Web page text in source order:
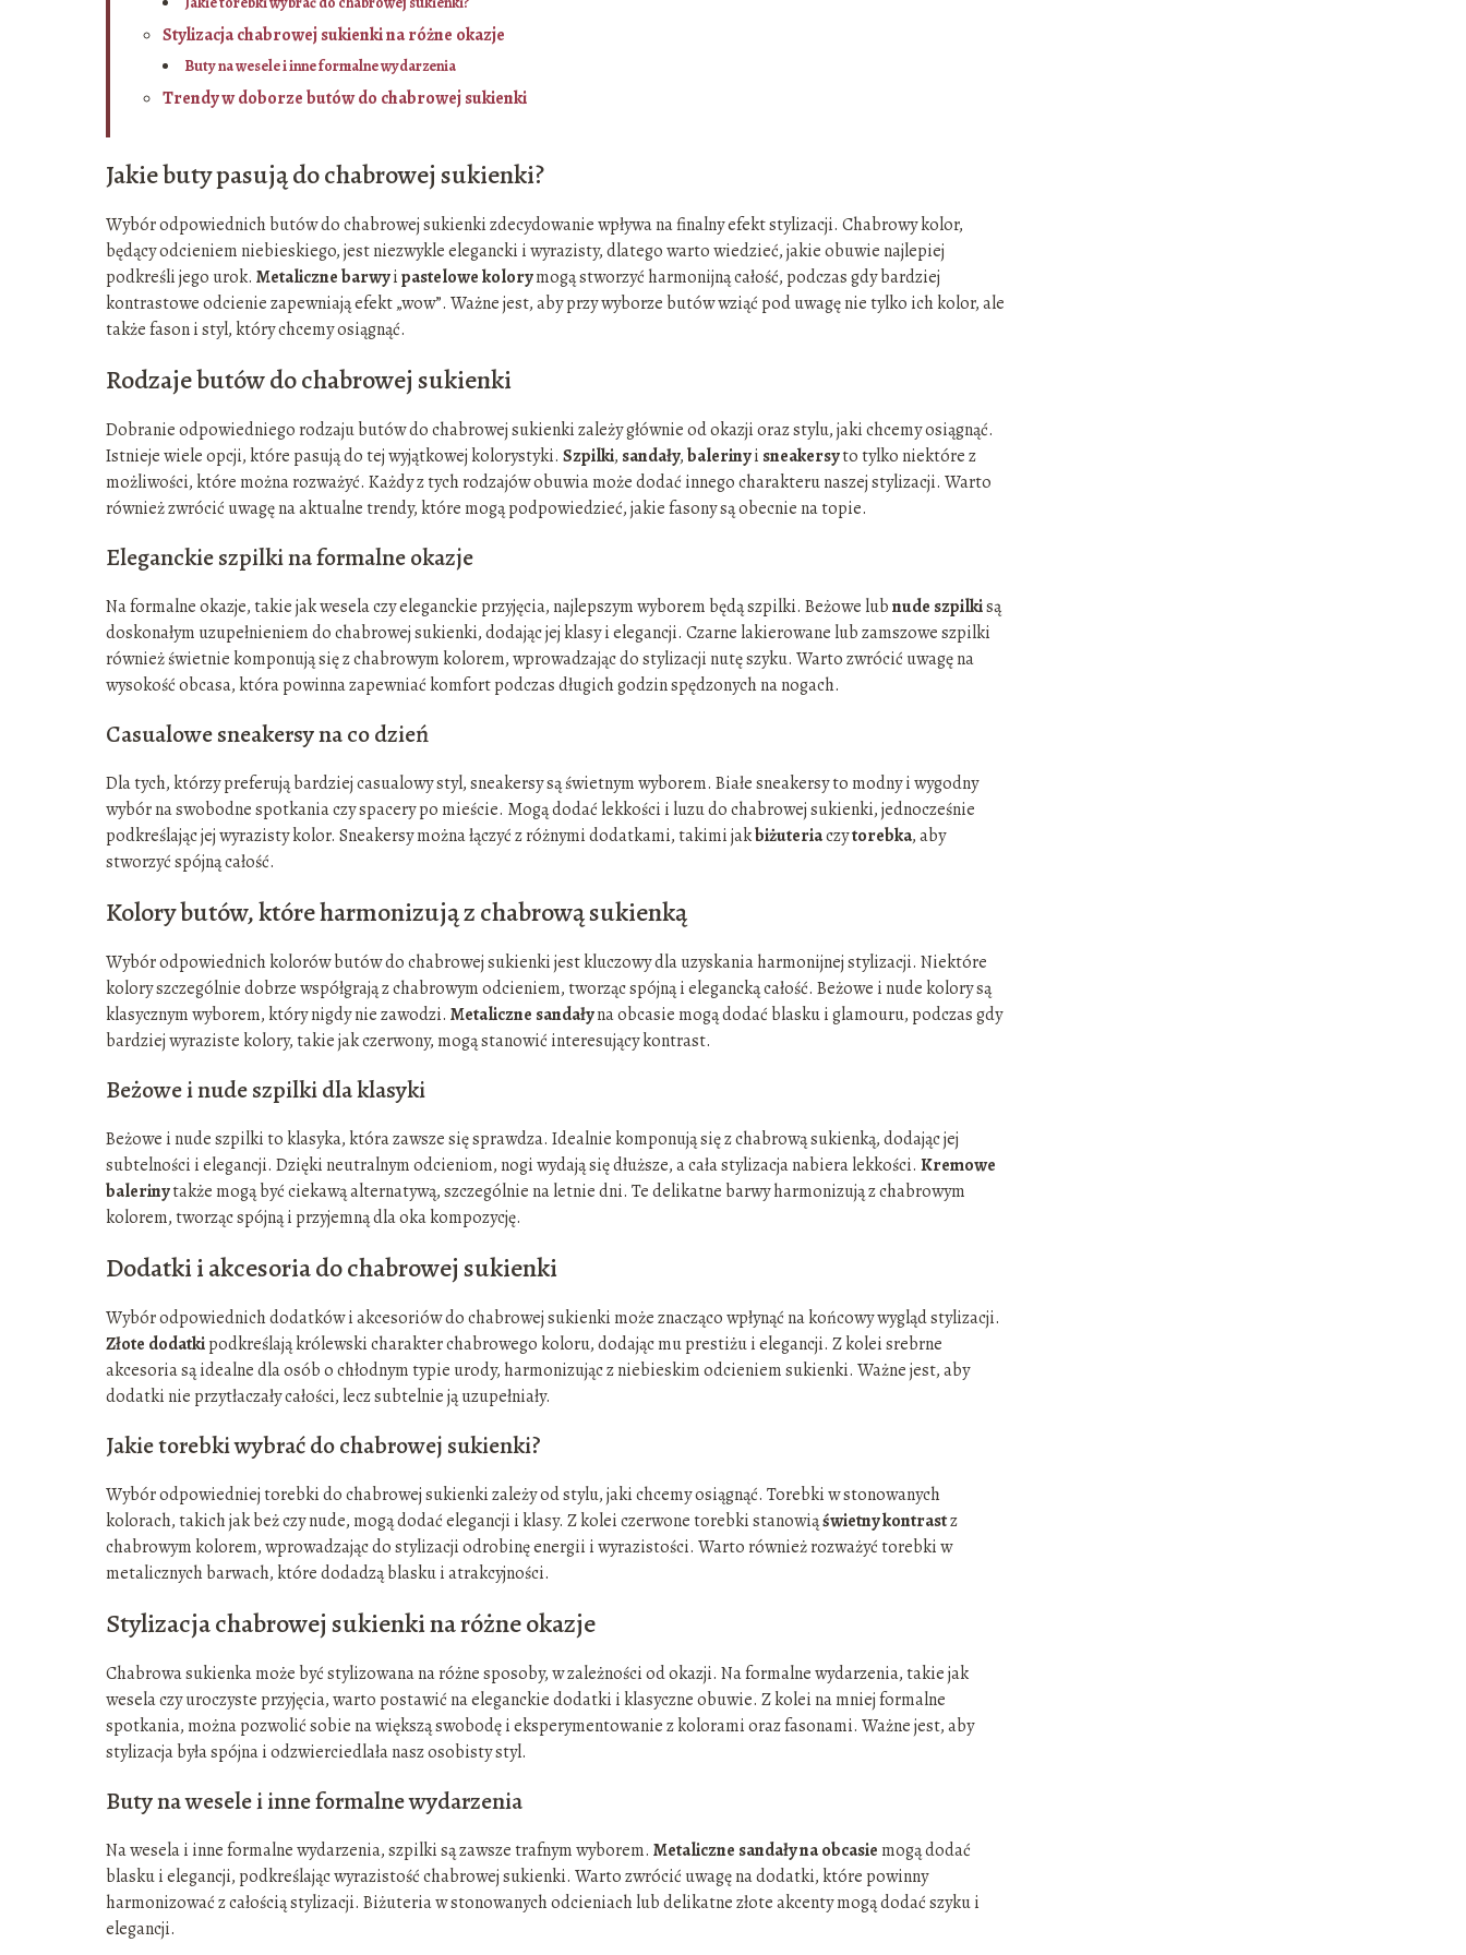
Stylizacja chabrowej sukienki na różne okazje
Buty na wesele i inne formalne wydarzenia
Trendy w doborze butów do chabrowej sukienki
Jakie buty pasują do chabrowej sukienki?
Wybór odpowiednich butów do chabrowej sukienki zdecydowanie wpływa na finalny efekt stylizacji. Chabrowy kolor,
będący odcieniem niebieskiego, jest niezwykle elegancki i wyrazisty, dlatego warto wiedzieć, jakie obuwie najlepiej
podkreśli jego urok. Metaliczne barwyipastelowe kolorymogą stworzyć harmonijną całość, podczas gdy bardziej
kontrastowe odcienie zapewniają efekt „wow”. Ważne jest, aby przy wyborze butów wziąć pod uwagę nie tylko ich kolor, ale
także fason i styl, który chcemy osiągnąć.
Rodzaje butów do chabrowej sukienki
Dobranie odpowiedniego rodzaju butów do chabrowej sukienki zależy głównie od okazji oraz stylu, jaki chcemy osiągnąć.
Istnieje wiele opcji, które pasują do tej wyjątkowej kolorystyki. Szpilki, sandały,balerinyi sneakersyto tylko niektóre z
możliwości, które można rozważyć. Każdy z tych rodzajów obuwia może dodać innego charakteru naszej stylizacji. Warto
również zwrócić uwagę na aktualne trendy, które mogą podpowiedzieć, jakie fasony są obecnie na topie.
Eleganckie szpilki na formalne okazje
Na formalne okazje, takie jak wesela czy eleganckie przyjęcia, najlepszym wyborem będą szpilki. Beżowe lubnude szpilkisą
doskonałym uzupełnieniem do chabrowej sukienki, dodając jej klasy i elegancji. Czarne lakierowane lub zamszowe szpilki
również świetnie komponują się z chabrowym kolorem, wprowadzając do stylizacji nutę szyku. Warto zwrócić uwagę na
wysokość obcasa, która powinna zapewniać komfort podczas długich godzin spędzonych na nogach.
Casualowe sneakersy na co dzień
Dla tych, którzy preferują bardziej casualowy styl, sneakersy są świetnym wyborem. Białe sneakersy to modny i wygodny
wybór na swobodne spotkania czy spacery po mieście. Mogą dodać lekkości i luzu do chabrowej sukienki, jednocześnie
podkreślając jej wyrazisty kolor. Sneakersy można łączyć z różnymi dodatkami, takimi jakbiżuteriaczytorebka, aby
stworzyć spójną całość.
Kolory butów, które harmonizują z chabrową sukienką
Wybór odpowiednich kolorów butów do chabrowej sukienki jest kluczowy dla uzyskania harmonijnej stylizacji. Niektóre
kolory szczególnie dobrze współgrają z chabrowym odcieniem, tworząc spójną i elegancką całość. Beżowe i nude kolory są
klasycznym wyborem, który nigdy nie zawodzi. Metaliczne sandałyna obcasie mogą dodać blasku i glamouru, podczas gdy
bardziej wyraziste kolory, takie jak czerwony, mogą stanowić interesujący kontrast.
Beżowe i nude szpilki dla klasyki
Beżowe i nude szpilki to klasyka, która zawsze się sprawdza. Idealnie komponują się z chabrową sukienką, dodając jej
subtelności i elegancji. Dzięki neutralnym odcieniom, nogi wydają się dłuższe, a cała stylizacja nabiera lekkości. Kremowe
balerinytakże mogą być ciekawą alternatywą, szczególnie na letnie dni. Te delikatne barwy harmonizują z chabrowym
kolorem, tworząc spójną i przyjemną dla oka kompozycję.
Dodatki i akcesoria do chabrowej sukienki
Wybór odpowiednich dodatków i akcesoriów do chabrowej sukienki może znacząco wpłynąć na końcowy wygląd stylizacji.
Złote dodatkipodkreślają królewski charakter chabrowego koloru, dodając mu prestiżu i elegancji. Z kolei srebrne
akcesoria są idealne dla osób o chłodnym typie urody, harmonizując z niebieskim odcieniem sukienki. Ważne jest, aby
dodatki nie przytłaczały całości, lecz subtelnie ją uzupełniały.
Jakie torebki wybrać do chabrowej sukienki?
Wybór odpowiedniej torebki do chabrowej sukienki zależy od stylu, jaki chcemy osiągnąć. Torebki w stonowanych
kolorach, takich jak beż czy nude, mogą dodać elegancji i klasy. Z kolei czerwone torebki stanowiąświetny kontrastz
chabrowym kolorem, wprowadzając do stylizacji odrobinę energii i wyrazistości. Warto również rozważyć torebki w
metalicznych barwach, które dodadzą blasku i atrakcyjności.
Stylizacja chabrowej sukienki na różne okazje
Chabrowa sukienka może być stylizowana na różne sposoby, w zależności od okazji. Na formalne wydarzenia, takie jak
wesela czy uroczyste przyjęcia, warto postawić na eleganckie dodatki i klasyczne obuwie. Z kolei na mniej formalne
spotkania, można pozwolić sobie na większą swobodę i eksperymentowanie z kolorami oraz fasonami. Ważne jest, aby
stylizacja była spójna i odzwierciedlała nasz osobisty styl.
Buty na wesele i inne formalne wydarzenia
Na wesela i inne formalne wydarzenia, szpilki są zawsze trafnym wyborem. Metaliczne sandały na obcasie mogą dodać
blasku i elegancji, podkreślając wyrazistość chabrowej sukienki. Warto zwrócić uwagę na dodatki, które powinny
harmonizować z całością stylizacji. Biżuteria w stonowanych odcieniach lub delikatne złote akcenty mogą dodać szyku i
elegancji.